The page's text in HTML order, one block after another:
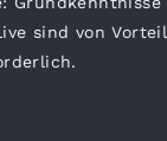
sind von